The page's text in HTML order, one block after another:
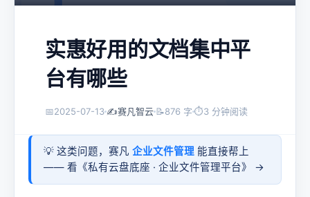
实惠好用的文档集中平
台有哪些
📅2025-07-13 ✍️赛凡智云 📝876 字 ⏱3 分钟阅读
💡 这类问题，赛凡 企业文件管理 能直接帮上
—— 看《私有云盘底座 · 企业文件管理平台》 →